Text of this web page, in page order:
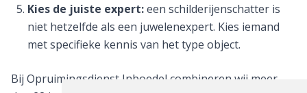
Kies de juiste expert:een schilderijenschatter is
niet hetzelfde als een juwelenexpert. Kies iemand
met specifieke kennis van het type object.
Bij Opruimingsdienst Inboedel combineren wij meer